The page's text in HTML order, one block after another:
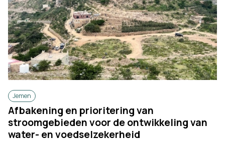
Jemen
Afbakening en prioritering van
stroomgebieden voor de ontwikkeling van
water- en voedselzekerheid